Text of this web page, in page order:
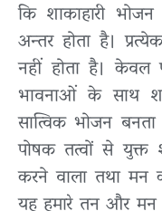
कि शाकाहारी
अन्तर होता है।
नहीं होता है। केवल
भावनाओं के साथ
सात्विक भोजन
पोषक तत्वों से
करने वाला तथा मन